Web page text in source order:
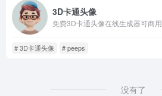
3D卡通头像
免费3D卡通头像在线生成器可商用
# 3D卡通头像 # peeps
没有了